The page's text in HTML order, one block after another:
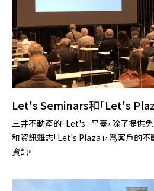
Let's Seminars和「Let's
三井不動產的「Let's」 平臺，除了提供
和資訊雜志「Let's Plaza」，爲客戶的
資訊。